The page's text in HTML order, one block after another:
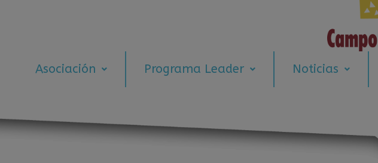
Asociación Programa Leader Noticias